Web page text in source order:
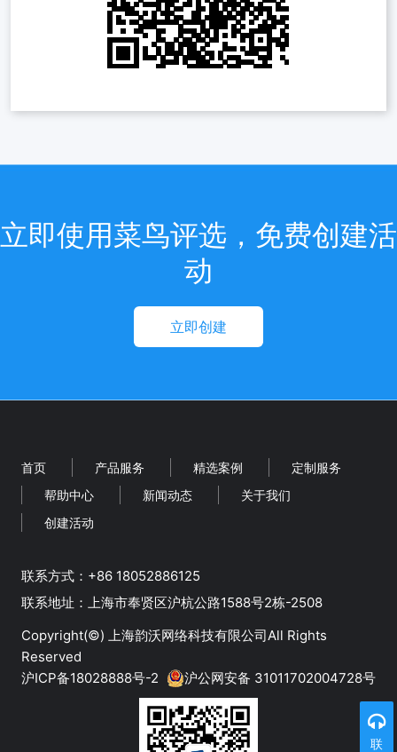
立即使用菜鸟评选，免费创建活
动
立即创建
首页 产品服务 精选案例
定制服务
帮助中心
新闻动态
关于我们
创建活动
联系方式：+86 18052886125
‬联系地址：上海市奉贤区沪杭公路1588号2栋-2508
Copyright(©) 上海韵沃网络科技有限公司All Rights
Reserved
沪ICP备18028888号-2
沪公网安备 31011702004728号
联